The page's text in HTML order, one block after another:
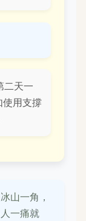
二天一
使用支撐
山一角，
一痛就